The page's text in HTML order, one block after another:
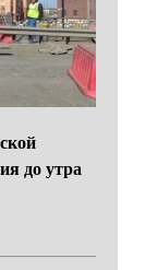
до утра